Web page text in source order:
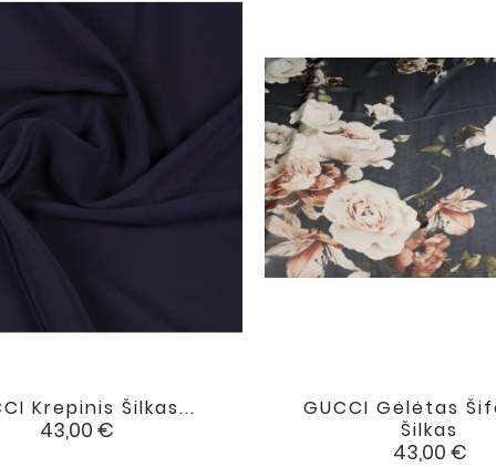
Krepinis Šilkas...
Kaina
43,00 €

GUCCI Gėlėtas
Šilkas
Kaina
43,00 €
